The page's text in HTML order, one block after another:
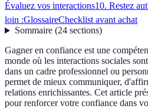
Évaluez vos interactions10. Restez
loin :GlossaireChecklist avant achat
Sommaire(24 sections)
Gagner en confiance est une
monde où les interactions sociales
dans un cadre professionnel ou
permet de mieux communiquer,
relations enrichissantes. Cet article
pour renforcer votre confiance dans